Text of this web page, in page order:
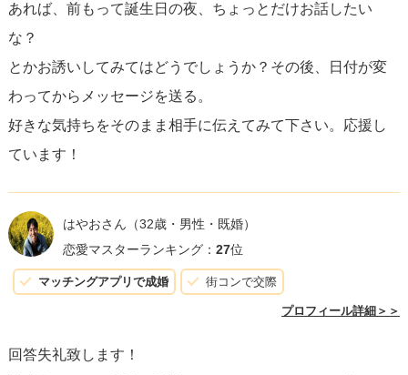
あれば、前もって誕生日の夜、ちょっとだけお話したい
な？
とかお誘いしてみてはどうでしょうか？その後、日付が変
わってからメッセージを送る。
好きな気持ちをそのまま相手に伝えてみて下さい。応援し
ています！
はやおさん （32歳・男性・既婚）
恋愛マスターランキング： 27位
マッチングアプリで成婚 街コンで交際
プロフィール詳細＞＞
回答失礼致します！